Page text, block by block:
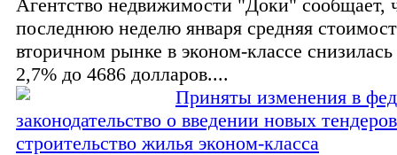
Агентство недвижимости "Доки" сообщает,
последнюю неделю января средняя
вторичном рынке в эконом-классе снизилась
2,7% до 4686 долларов....
Приняты изменения в
законодательство о введении новых
строительство жилья эконом-класса